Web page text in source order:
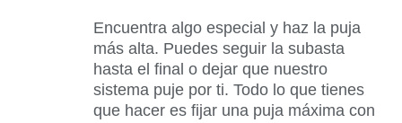
Encuentra algo especial y haz la puja
más alta. Puedes seguir la subasta
hasta el final o dejar que nuestro
sistema puje por ti. Todo lo que tienes
que hacer es fijar una puja máxima con